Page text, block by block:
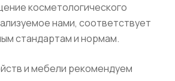
косметологического
нами, соответствует
стандартам и нормам.
и мебели рекомендуем